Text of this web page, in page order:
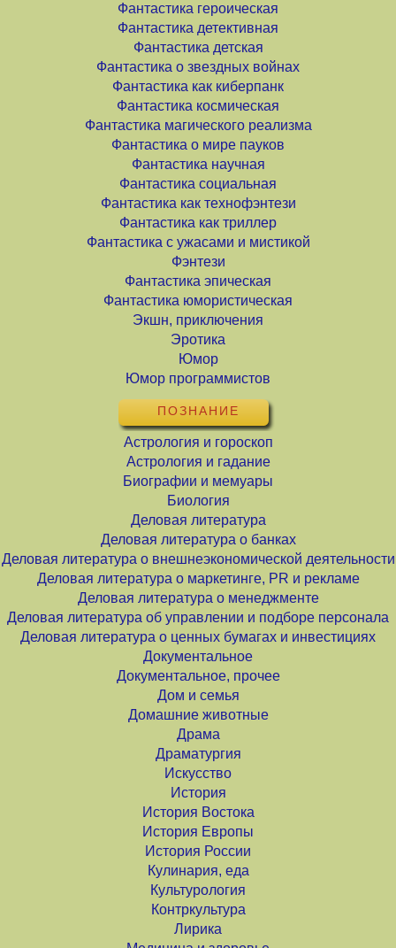
Фантастика героическая
Фантастика детективная
Фантастика детская
Фантастика о звездных войнах
Фантастика как киберпанк
Фантастика космическая
Фантастика магического реализма
Фантастика о мире пауков
Фантастика научная
Фантастика социальная
Фантастика как технофэнтези
Фантастика как триллер
Фантастика с ужасами и мистикой
Фэнтези
Фантастика эпическая
Фантастика юмористическая
Экшн, приключения
Эротика
Юмор
Юмор программистов
ПОЗНАНИЕ
Астрология и гороскоп
Астрология и гадание
Биографии и мемуары
Биология
Деловая литература
Деловая литература о банках
Деловая литература о внешнеэкономической деятельности
Деловая литература о маркетинге, PR и рекламе
Деловая литература о менеджменте
Деловая литература об управлении и подборе персонала
Деловая литература о ценных бумагах и инвестициях
Документальное
Документальное, прочее
Дом и семья
Домашние животные
Драма
Драматургия
Искусство
История
История Востока
История Европы
История России
Кулинария, еда
Культурология
Контркультура
Лирика